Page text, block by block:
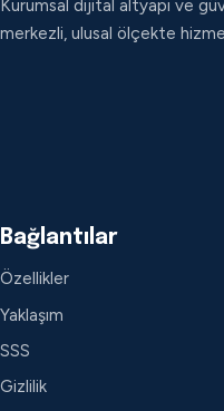
Kurumsal dijital altyapı ve
merkezli, ulusal ölçekte
Bağlantılar
Özellikler
Yaklaşım
SSS
Gizlilik